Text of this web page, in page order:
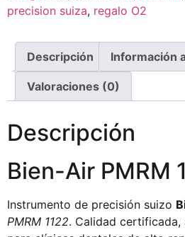
precision suiza, regalo O2
Descripción Información
Valoraciones (0)
Descripción
Bien-Air PMRM
Instrumento de precisión suizo
PMRM 1122. Calidad certificada,